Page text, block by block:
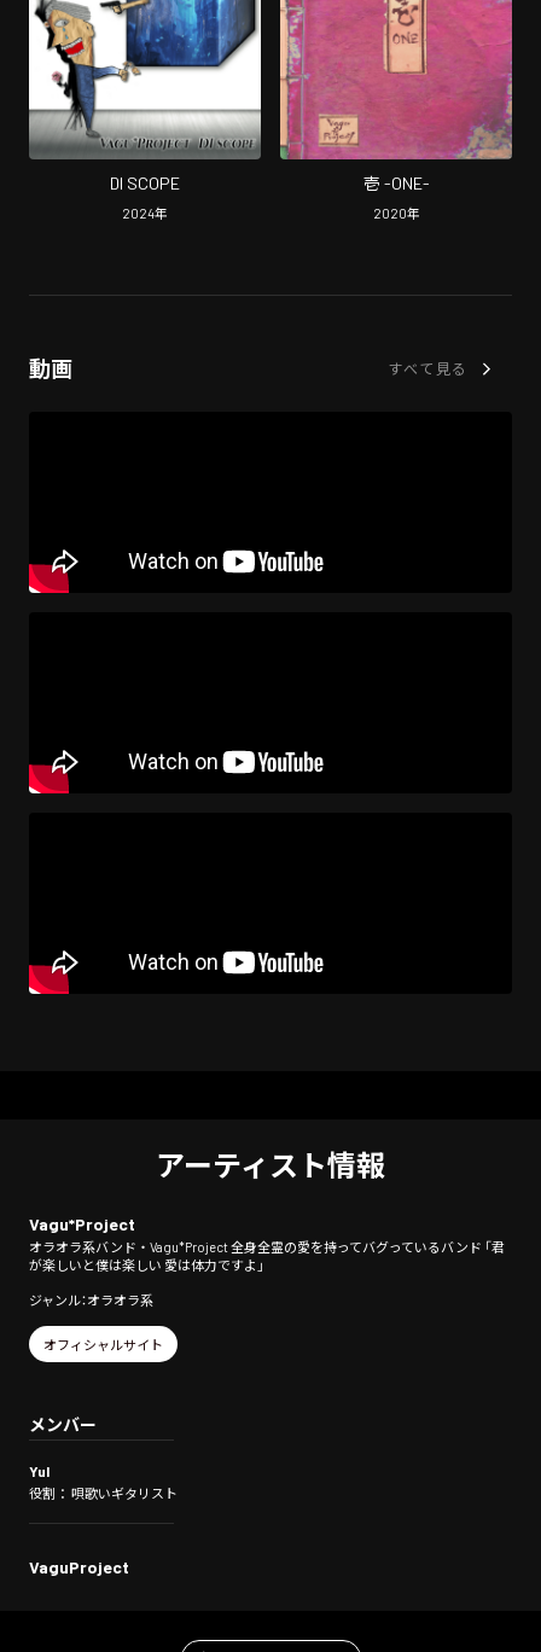
DI SCOPE
2024年
壱 -ONE-
2020年
動画 すべて見る
アーティスト情報
Vagu*Project
オラオラ系バンド・Vagu*Project 全身全霊の愛を持ってバグっているバンド 「君
が楽しいと僕は楽しい 愛は体力ですよ」
ジャンル：オラオラ系
オフィシャルサイト
メンバー
YuI
役割： 唄歌いギタリスト
VaguProject